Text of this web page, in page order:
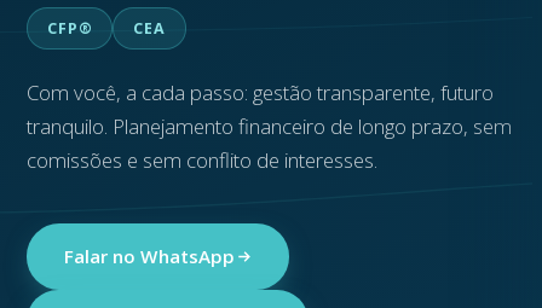
CFP® CEA
Com você, a cada passo: gestão transparente, futuro
tranquilo. Planejamento financeiro de longo prazo, sem
comissões e sem conflito de interesses.
Falar no WhatsApp